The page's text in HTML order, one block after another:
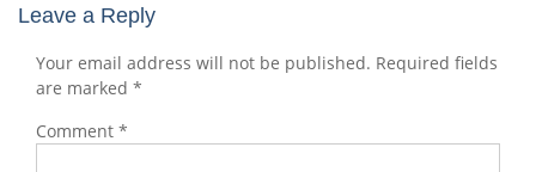
Leave a Reply
Your email address will not be published. Required fields
are marked *
Comment *